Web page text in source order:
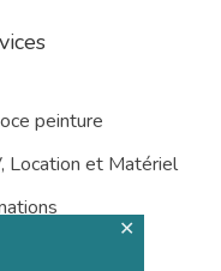
✕
peinture
Location et Matériel